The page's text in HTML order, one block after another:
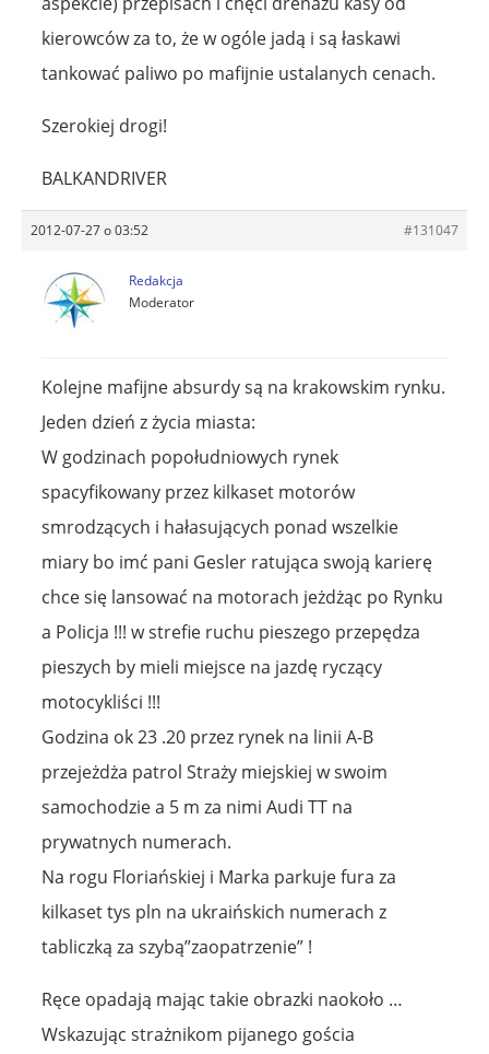
kierowców za to, że w ogóle jadą i są łaskawi
tankować paliwo po mafijnie ustalanych cenach.
Szerokiej drogi!
BALKANDRIVER
2012-07-27 o 03:52 #131047
Redakcja
Moderator
Kolejne mafijne absurdy są na krakowskim rynku.
Jeden dzień z życia miasta:
W godzinach popołudniowych rynek
spacyfikowany przez kilkaset motorów
smrodzących i hałasujących ponad wszelkie
miary bo imć pani Gesler ratująca swoją karierę
chce się lansować na motorach jeżdżąc po Rynku
a Policja !!! w strefie ruchu pieszego przepędza
pieszych by mieli miejsce na jazdę ryczący
motocykliści !!!
Godzina ok 23 .20 przez rynek na linii A-B
przejeżdża patrol Straży miejskiej w swoim
samochodzie a 5 m za nimi Audi TT na
prywatnych numerach.
Na rogu Floriańskiej i Marka parkuje fura za
kilkaset tys pln na ukraińskich numerach z
tabliczką za szybą”zaopatrzenie” !
Ręce opadają mając takie obrazki naokoło …
Wskazując strażnikom pijanego gościa